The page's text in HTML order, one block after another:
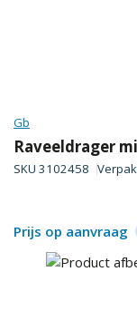
Gb
Raveeldrager
SKU 3102458
Prijs op aanvraag